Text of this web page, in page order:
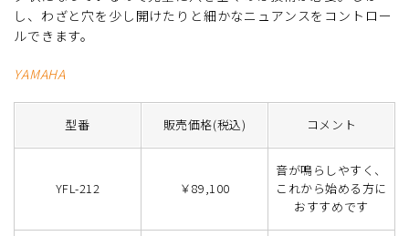
し、わざと穴を少し開けたりと細かなニュアンスをコントロー
ルできます。
YAMAHA
型番 販売価格(税込) コメント
YFL-212 ￥89,100
音が鳴らしやすく、
これから始める方に
おすすめです